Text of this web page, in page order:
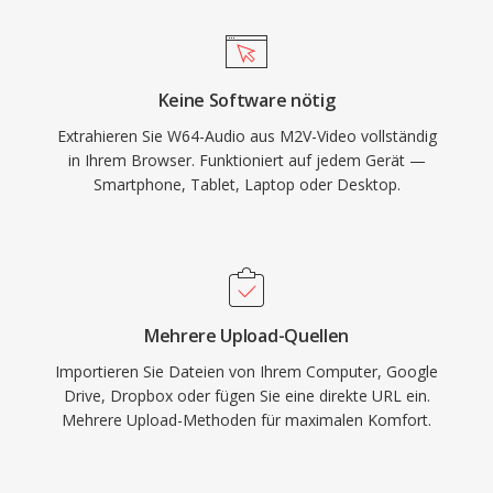
bieten native W64-Unterstützung für nahtlosen
Produzenten, die regelmäßig mit langen,
hochqualitativen Aufnahmen arbeiten, bietet
W64 die Zuverlässigkeit und Einfachheit von
WAV ohne die ärgerliche Grössenbeschränkung.
Keine Software nötig
Extrahieren Sie W64-Audio aus M2V-Video vollständig
in Ihrem Browser. Funktioniert auf jedem Gerät —
Smartphone, Tablet, Laptop oder Desktop.
Mehrere Upload-Quellen
Importieren Sie Dateien von Ihrem Computer, Google
Drive, Dropbox oder fügen Sie eine direkte URL ein.
Mehrere Upload-Methoden für maximalen Komfort.